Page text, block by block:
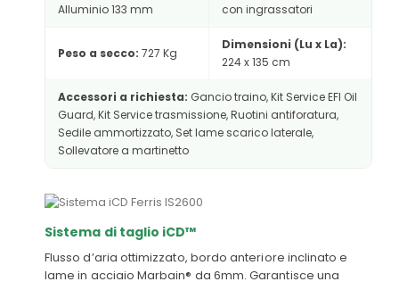
Alluminio 133 mm
con ingrassatori
Peso a secco: 727 Kg
Dimensioni (Lu x La):
224 x 135 cm
Accessori a richiesta: Gancio traino, Kit Service EFI Oil
Guard, Kit Service trasmissione, Ruotini antiforatura,
Sedile ammortizzato, Set lame scarico laterale,
Sollevatore a martinetto
Sistema di taglio iCD™
Flusso d’aria ottimizzato, bordo anteriore inclinato e
lame in acciaio Marbain® da 6mm. Garantisce una